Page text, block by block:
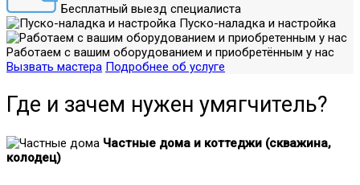
Бесплатный выезд специалиста
Пуско-наладка и настройка
Работаем с вашим оборудованием и приобретённым у нас
Вызвать мастера Подробнее об услуге
Где и зачем нужен умягчитель?
Частные дома и коттеджи (скважина,
колодец)